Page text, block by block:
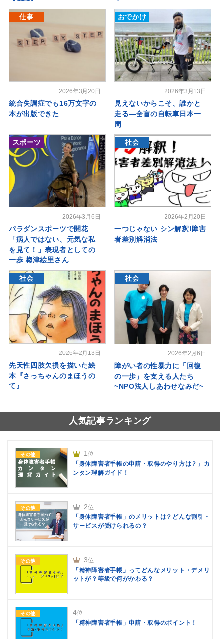
仕事
2026年3月20日
統合失調症でも16万文字の
本が出版できた
おでかけ
2026年3月13日
見えないからこそ、誰かと
走る―全盲の自転車日本一
周
スポーツ
2026年3月6日
パラダンスポーツで開花
「病人ではない、元気な私
を見て！」表現者としての
一歩 梅津絵里さん
社会
2026年2月20日
一つじゃない シン解釈!障害
者差別解消法
社会
2026年2月13日
先天性四肢欠損を描いた絵
本『さっちゃんのまほうの
て』
社会
2026年2月6日
障がい者の性暴力に「回復
の一歩」を支える人たち
~NPO法人しあわせなみだ~
人気記事ランキング
その他 1 位
「身体障害者手帳の申請・取得のやり方は？」カ
ンタン理解ガイド！
その他 2位
「身体障害者手帳」のメリットは？どんな割引・
サービスが受けられるの？
その他 3位
「精神障害者手帳」ってどんなメリット・デメリ
ットが？等級で何がかわる？
その他 4位
「精神障害者手帳」申請・取得のポイント！